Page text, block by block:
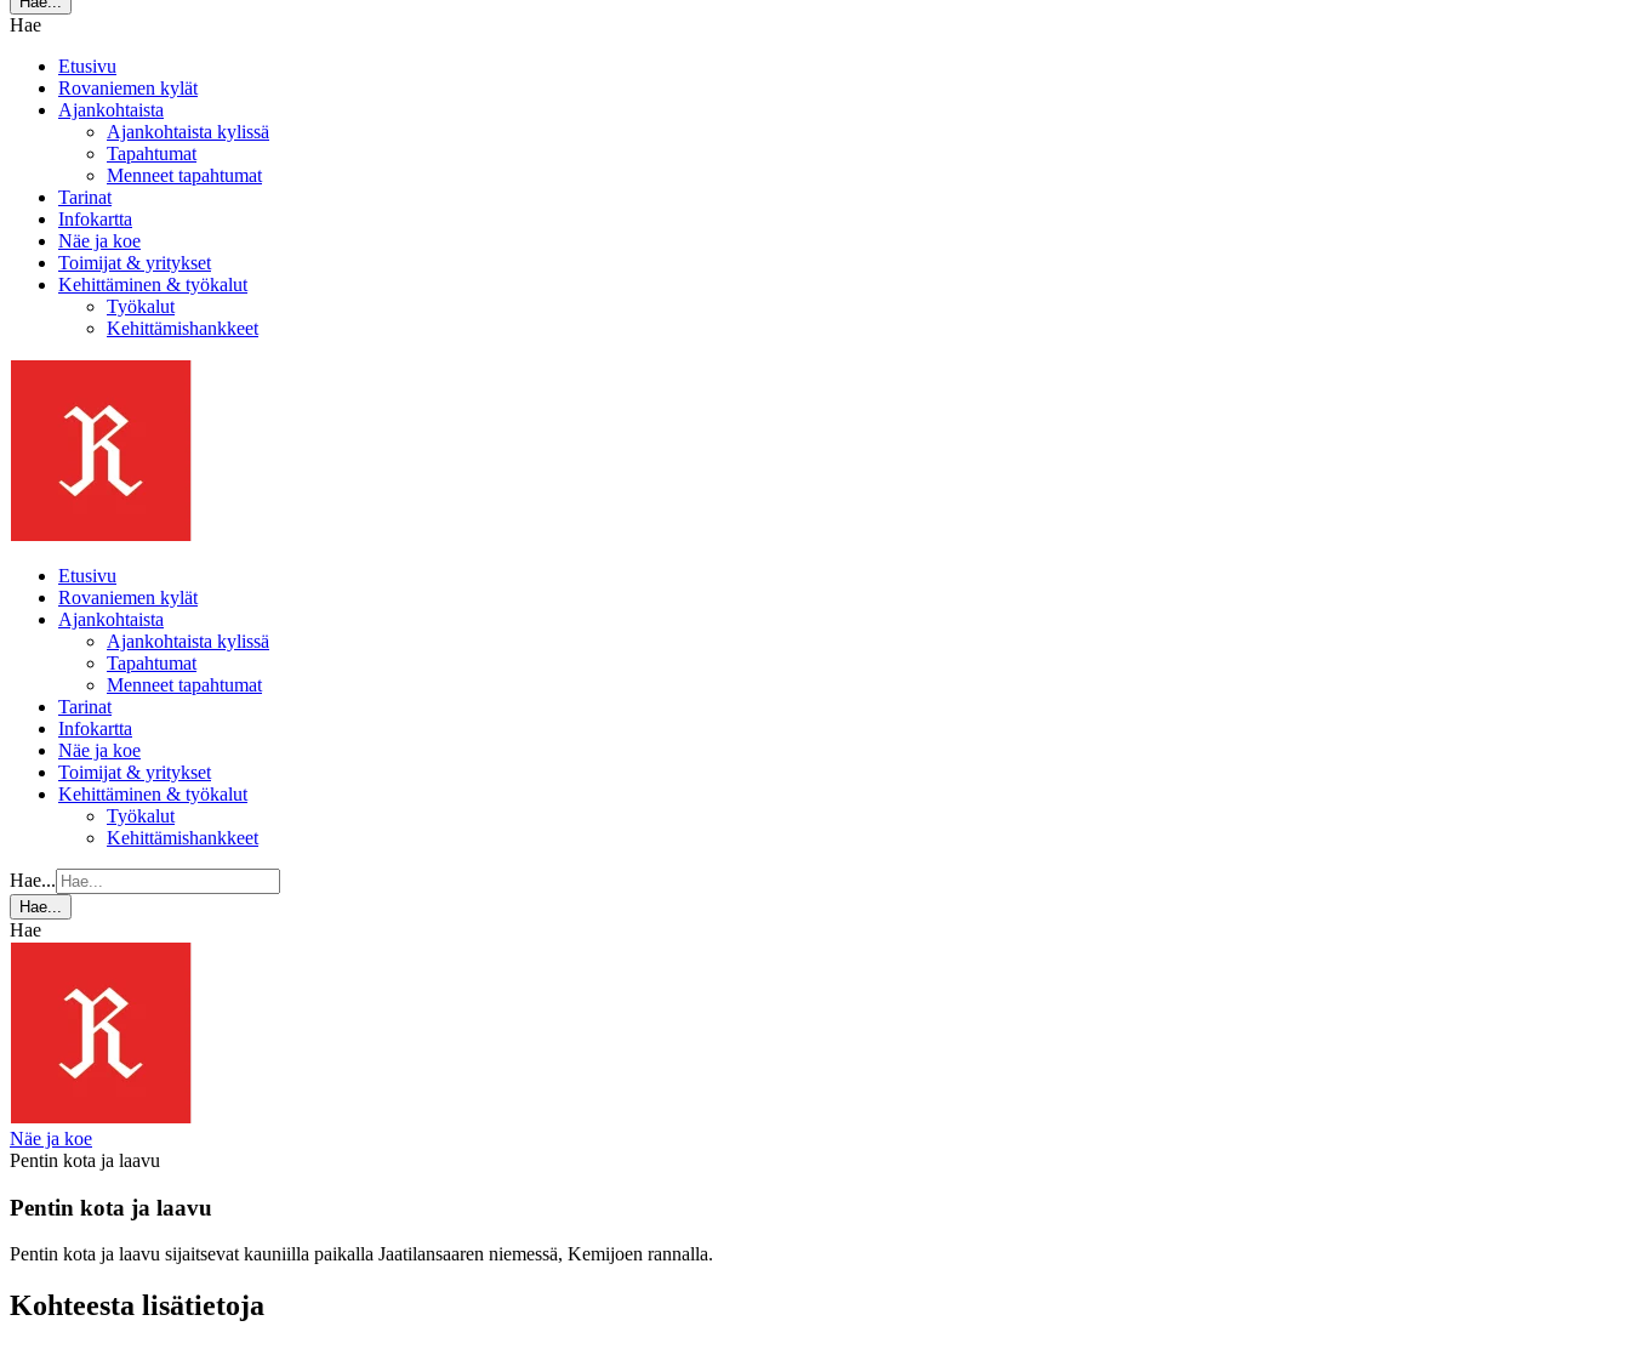
Hae
Etusivu
Rovaniemen kylät
Ajankohtaista
Ajankohtaista kylissä
Tapahtumat
Menneet tapahtumat
Tarinat
Infokartta
Näe ja koe
Toimijat & yritykset
Kehittäminen & työkalut
Työkalut
Kehittämishankkeet
Etusivu
Rovaniemen kylät
Ajankohtaista
Ajankohtaista kylissä
Tapahtumat
Menneet tapahtumat
Tarinat
Infokartta
Näe ja koe
Toimijat & yritykset
Kehittäminen & työkalut
Työkalut
Kehittämishankkeet
Hae...
Hae...
Hae
Näe ja koe
Pentin kota ja laavu
Pentin kota ja laavu
Pentin kota ja laavu sijaitsevat kauniilla paikalla Jaatilansaaren niemessä, Kemijoen rannalla.
Kohteesta lisätietoja